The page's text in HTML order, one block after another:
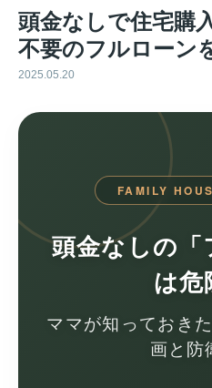
頭金なしで住宅購
不要のフルローン
2025.05.20
FAMILY
頭金なしの「
は危
ママが知っておき
画と防